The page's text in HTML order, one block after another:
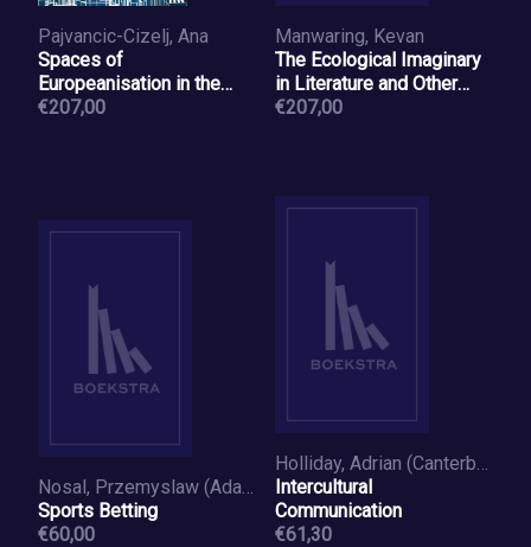
Pajvancic-Cizelj, Ana
Spaces of
Europeanisation in the
Balkans
€207,00
Manwaring, Kevan
The Ecological Imaginary
in Literature and Other
Media
€207,00
Nosal, Przemyslaw (Adam Mickiewicz University
Sports Betting
€60,00
Holliday, Adrian (Canterbury Christchurch University
Intercultural
Communication
€61,30